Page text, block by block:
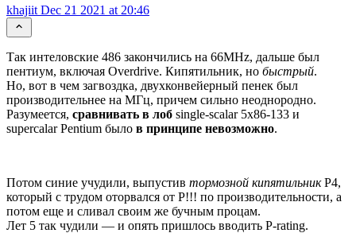
khajiit Dec 21 2021 at 20:46
Так интеловские 486 закончились на 66MHz, дальше был
пентиум, включая Overdrive. Кипятильник, но быстрый.
Но, вот в чем загвоздка, двухконвейерный пенек был
производительнее на МГц, причем сильно неоднородно.
Разумеется, сравнивать в лоб single-scalar 5x86-133 и
supercalar Pentium было в принципе невозможно.
Потом синие учудили, выпустив тормозной кипятильникP4,
который с трудом оторвался от P!!! по производительности, а
потом еще и сливал своим же бучным процам.
Лет 5 так чудили — и опять пришлось вводить P-rating.